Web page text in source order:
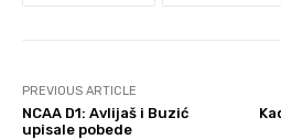
PREVIOUS ARTICLE
NCAA D1: Avlijaš i Buzić
upisale pobede